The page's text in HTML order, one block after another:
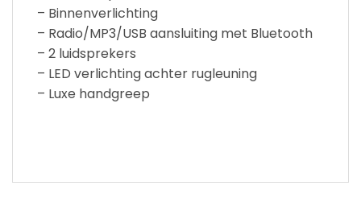
– Binnenverlichting
– Radio/MP3/USB aansluiting met Bluetooth
– 2 luidsprekers
– LED verlichting achter rugleuning
– Luxe handgreep